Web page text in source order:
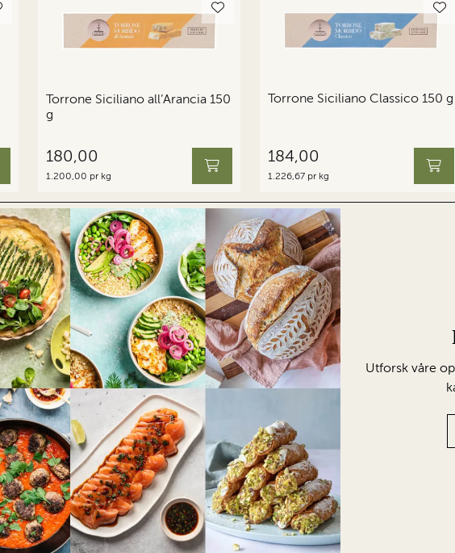
Torrone Siciliano all’Arancia 150
g
180,00
1.200,00 pr kg
Torrone Siciliano Classico 150 g
184,00
1.226,67 pr kg
Utforsk våre